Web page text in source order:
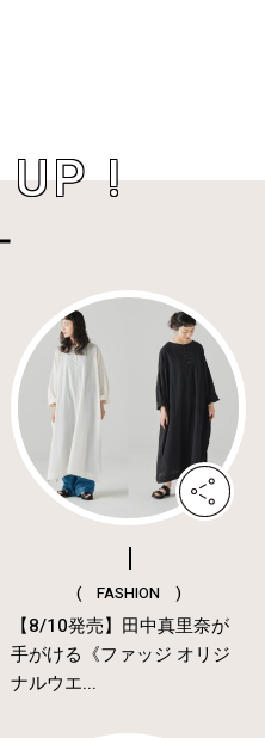
!
( FASHION )
【8/10発売】田中真里奈が
手がける《ファッジ オリジ
ナルウエ...